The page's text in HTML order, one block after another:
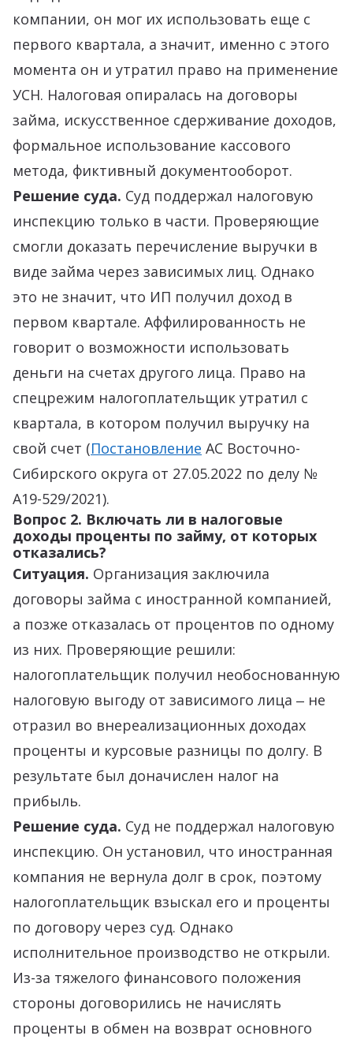
компании, он мог их использовать еще с
первого квартала, а значит, именно с этого
момента он и утратил право на применение
УСН. Налоговая опиралась на договоры
займа, искусственное сдерживание доходов,
формальное использование кассового
метода, фиктивный документооборот.
Решение суда. Суд поддержал налоговую
инспекцию только в части. Проверяющие
смогли доказать перечисление выручки в
виде займа через зависимых лиц. Однако
это не значит, что ИП получил доход в
первом квартале. Аффилированность не
говорит о возможности использовать
деньги на счетах другого лица. Право на
спецрежим налогоплательщик утратил с
квартала, в котором получил выручку на
свой счет (Постановление АС Восточно-
Сибирского округа от 27.05.2022 по делу №
А19-529/2021).
Вопрос 2. Включать ли в налоговые
доходы проценты по займу, от которых
отказались?
Ситуация. Организация заключила
договоры займа с иностранной компанией,
а позже отказалась от процентов по одному
из них. Проверяющие решили:
налогоплательщик получил необоснованную
налоговую выгоду от зависимого лица ‒ не
отразил во внереализационных доходах
проценты и курсовые разницы по долгу. В
результате был доначислен налог на
прибыль.
Решение суда. Суд не поддержал налоговую
инспекцию. Он установил, что иностранная
компания не вернула долг в срок, поэтому
налогоплательщик взыскал его и проценты
по договору через суд. Однако
исполнительное производство не открыли.
Из-за тяжелого финансового положения
стороны договорились не начислять
проценты в обмен на возврат основного